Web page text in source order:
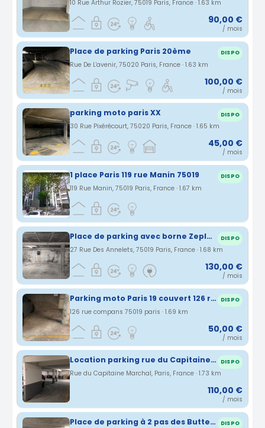
10 Rue Arthur Rozier, 75019 Paris, France · 1.63 km
90,00 €
/ mois
Place de parking Paris 20ème DISPO
Rue De L'avenir, 75020 Paris, France · 1.63 km
100,00 €
/ mois
parking moto paris XX DISPO
30 Rue Pixérécourt, 75020 Paris, France · 1.65 km
45,00 €
/ mois
1 place Paris 119 rue Manin 75019 DISPO
119 Rue Manin, 75019 Paris, France · 1.67 km
Place de parking avec borne Zeplug – Quartier Jourdain / Buttes Chaumont DISPO
27 Rue Des Annelets, 75019 Paris, France · 1.68 km
130,00 €
/ mois
Parking moto Paris 19 couvert 126 rue Compans (75) DISPO
126 rue compans 75019 paris · 1.69 km
50,00 €
/ mois
Location parking rue du Capitaine Marchal à Paris (75) DISPO
Rue du Capitaine Marchal, Paris, France · 1.73 km
110,00 €
/ mois
Place de parking à 2 pas des Buttes-Chaumont DISPO